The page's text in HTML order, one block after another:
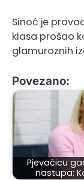
Sinoć je
klasa prošao
glamuroznih
Povezano:
Pjevačicu
nastupa: